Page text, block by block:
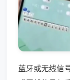
蓝牙或无线信